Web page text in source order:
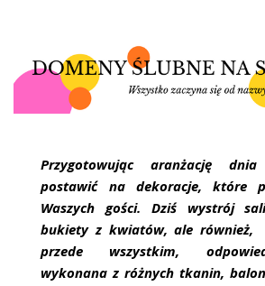
Przygotowując aranżację
postawić na dekoracje, które
Waszych gości. Dziś wystrój
bukiety z kwiatów, ale również,
przede wszystkim,
wykonana z różnych tkanin,